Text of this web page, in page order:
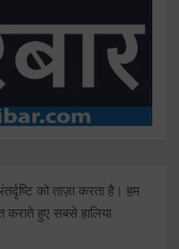
को ताज़ा करता है। हम
हुए सबसे हालिया